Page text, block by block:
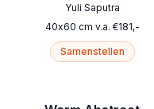
Yuli Saputra
40x60 cm v.a. €181,-
Samenstellen